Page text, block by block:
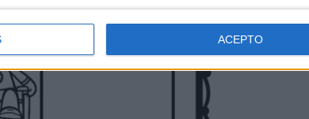
ACEPTO